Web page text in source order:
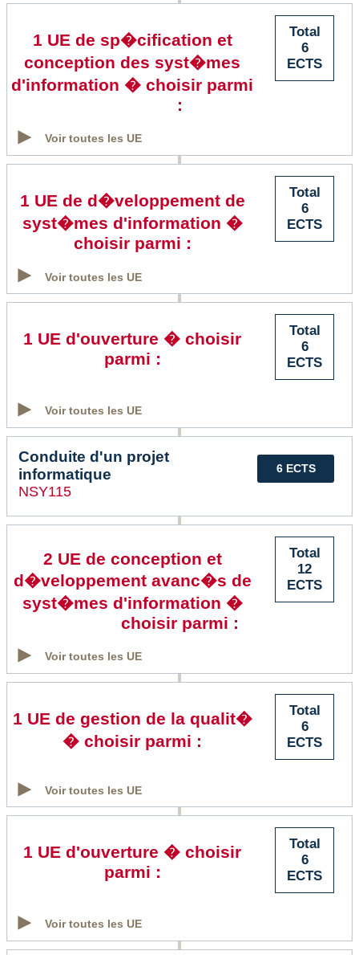
Total
6
ECTS
1 UE de sp�cification et
conception des syst�mes
d'information � choisir parmi
:
Voir toutes les UE
Total
6
ECTS
1 UE de d�veloppement de
syst�mes d'information �
choisir parmi :
Voir toutes les UE
Total
6
ECTS
1 UE d'ouverture � choisir
parmi :
Voir toutes les UE
6 ECTS
Conduite d'un projet
informatique
NSY115
Total
12
ECTS
2 UE de conception et
d�veloppement avanc�s de
syst�mes d'information �
choisir parmi :
Voir toutes les UE
Total
6
ECTS
1 UE de gestion de la qualit�
� choisir parmi :
Voir toutes les UE
Total
6
ECTS
1 UE d'ouverture � choisir
parmi :
Voir toutes les UE